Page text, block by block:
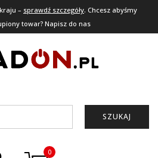
– sprawdź szczegóły. Chcesz abyśmy
towar? Napisz do nas
SZUKAJ
0